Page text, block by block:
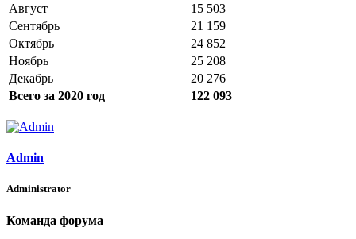
Август
15 503
Сентябрь
21 159
Октябрь
24 852
Ноябрь
25 208
Декабрь
20 276
Всего за 2020 год
122 093
Admin
Administrator
Команда форума